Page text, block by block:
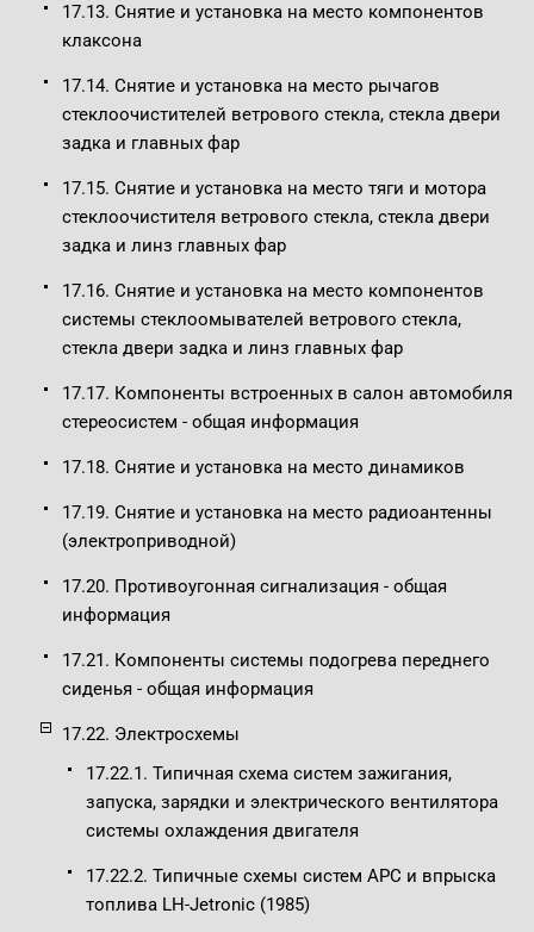
17.13. Снятие и установка на место компонентов
клаксона
17.14. Снятие и установка на место рычагов
стеклоочистителей ветрового стекла, стекла двери
задка и главных фар
17.15. Снятие и установка на место тяги и мотора
стеклоочистителя ветрового стекла, стекла двери
задка и линз главных фар
17.16. Снятие и установка на место компонентов
системы стеклоомывателей ветрового стекла,
стекла двери задка и линз главных фар
17.17. Компоненты встроенных в салон автомобиля
стереосистем - общая информация
17.18. Снятие и установка на место динамиков
17.19. Снятие и установка на место радиоантенны
(электроприводной)
17.20. Противоугонная сигнализация - общая
информация
17.21. Компоненты системы подогрева переднего
сиденья - общая информация
17.22. Электросхемы
17.22.1. Типичная схема систем зажигания,
запуска, зарядки и электрического вентилятора
системы охлаждения двигателя
17.22.2. Типичные схемы систем APC и впрыска
топлива LH-Jetronic (1985)